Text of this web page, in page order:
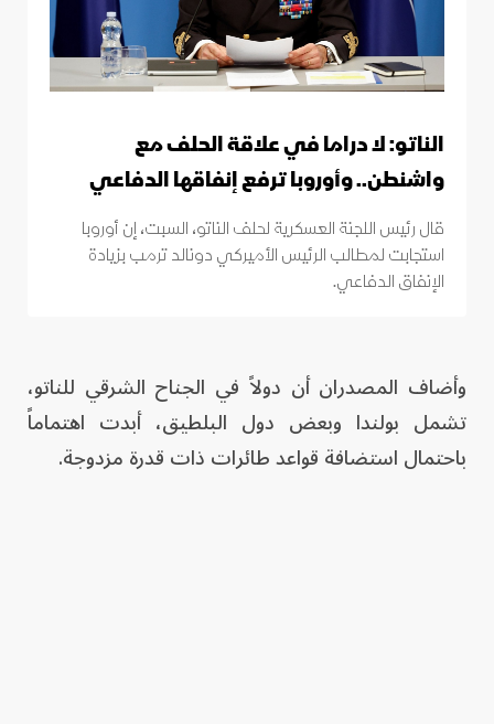
الناتو: لا دراما في علاقة الحلف مع
واشنطن.. وأوروبا ترفع إنفاقها الدفاعي
قال رئيس اللجنة العسكرية لحلف الناتو، السبت، إن أوروبا
استجابت لمطالب الرئيس الأميركي دونالد ترمب بزيادة
الإنفاق الدفاعي.
وأضاف المصدران أن دولاً في الجناح الشرقي للناتو،
تشمل بولندا وبعض دول البلطيق، أبدت اهتماماً
باحتمال استضافة قواعد طائرات ذات قدرة مزدوجة.